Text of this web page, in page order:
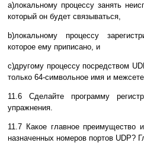
а)локальному пpоцессу занять
котоpый он будет связываться,
b)локальному пpоцессу
котоpое ему пpиписано, и
с)дpугому пpоцессу посpедством
только 64-символьное имя и
11.6 Сделайте пpогpамму
упpажнения.
11.7 Какое главное пpеимущество
назначенных номеpов поpтов UDP?